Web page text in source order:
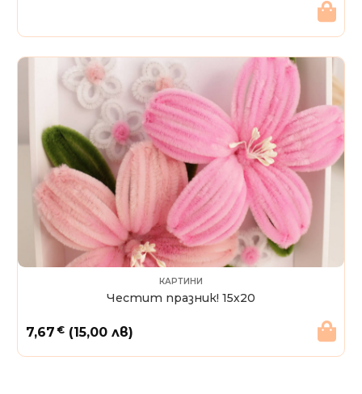
КАРТИНИ
Честит празник! 15х20
7,67 € (15,00 лв)